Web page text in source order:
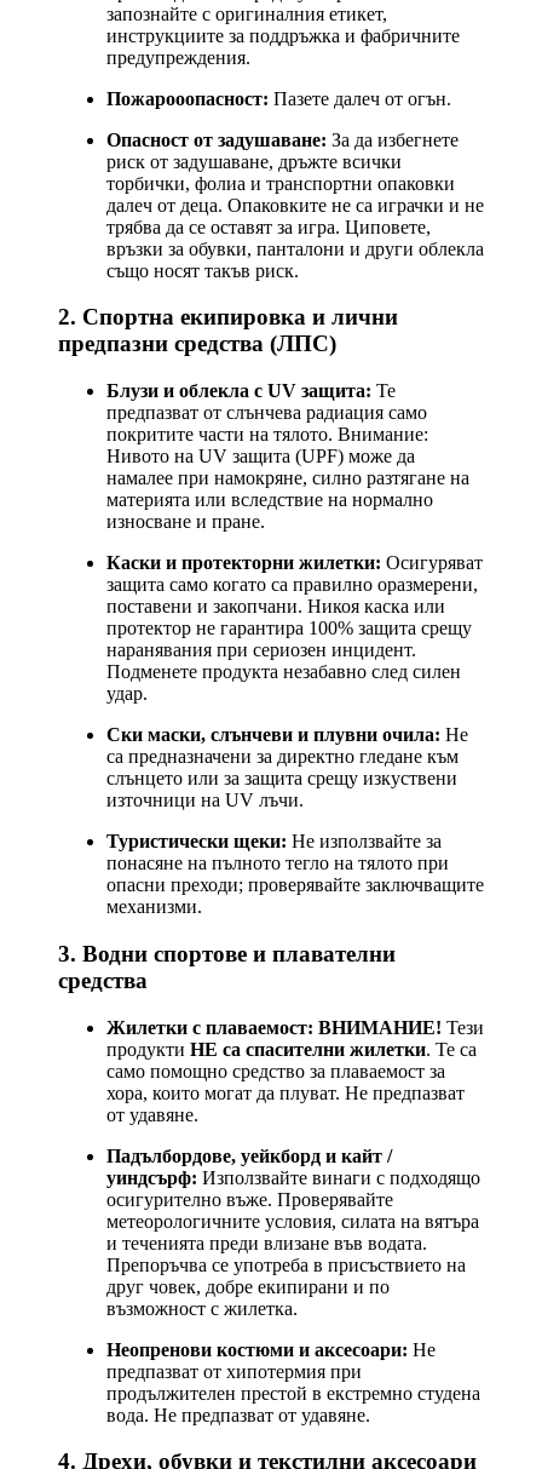
запознайте с оригиналния етикет,
инструкциите за поддръжка и фабричните
предупреждения.
Пожарооопасност: Пазете далеч от огън.
Опасност от задушаване: За да избегнете
риск от задушаване, дръжте всички
торбички, фолиа и транспортни опаковки
далеч от деца. Опаковките не са играчки и не
трябва да се оставят за игра. Циповете,
връзки за обувки, панталони и други облекла
също носят такъв риск.
2. Спортна екипировка и лични
предпазни средства (ЛПС)
Блузи и облекла с UV защита: Те
предпазват от слънчева радиация само
покритите части на тялото. Внимание:
Нивото на UV защита (UPF) може да
намалее при намокряне, силно разтягане на
материята или вследствие на нормално
износване и пране.
Каски и протекторни жилетки: Осигуряват
защита само когато са правилно оразмерени,
поставени и закопчани. Никоя каска или
протектор не гарантира 100% защита срещу
наранявания при сериозен инцидент.
Подменете продукта незабавно след силен
удар.
Ски маски, слънчеви и плувни очила: Не
са предназначени за директно гледане към
слънцето или за защита срещу изкуствени
източници на UV лъчи.
Туристически щеки: Не използвайте за
понасяне на пълното тегло на тялото при
опасни преходи; проверявайте заключващите
механизми.
3. Водни спортове и плавателни
средства
Жилетки с плаваемост: ВНИМАНИЕ! Тези
продукти НЕ са спасителни жилетки. Те са
само помощно средство за плаваемост за
хора, които могат да плуват. Не предпазват
от удавяне.
Падълбордове, уейкборд и кайт /
уиндсърф: Използвайте винаги с подходящо
осигурително въже. Проверявайте
метеорологичните условия, силата на вятъра
и теченията преди влизане във водата.
Препоръчва се употреба в присъствието на
друг човек, добре екипирани и по
възможност с жилетка.
Неопренови костюми и аксесоари: Не
предпазват от хипотермия при
продължителен престой в екстремно студена
вода. Не предпазват от удавяне.
4. Дрехи, обувки и текстилни аксесоари